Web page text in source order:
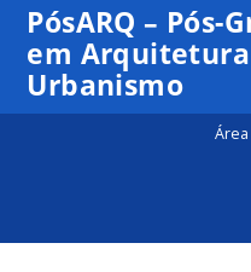
PósARQ – Pós-
em
Urbanismo